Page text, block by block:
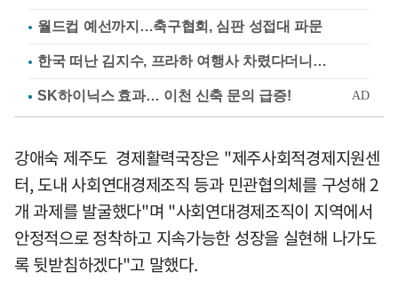
월드컵 예선까지…축구협회, 심판 성접대 파문
한국 떠난 김지수, 프라하 여행사 차렸다더니…
강애숙 제주도 경제활력국장은 "제주사회적경제지원센
터, 도내 사회연대경제조직 등과 민관협의체를 구성해 2
개 과제를 발굴했다"며 "사회연대경제조직이 지역에서
안정적으로 정착하고 지속가능한 성장을 실현해 나가도
록 뒷받침하겠다"고 말했다.